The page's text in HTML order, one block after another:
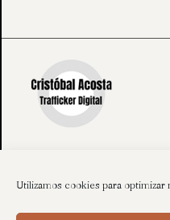
Utilizamos cookies para